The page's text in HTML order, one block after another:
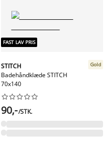
FAST LAV PRIS
STITCH
Badehåndklæde STITCH
70x140
Gold






90,-/STK.